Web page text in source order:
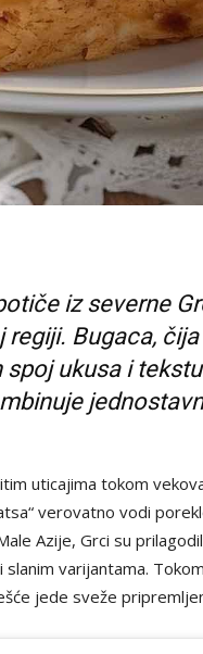
iz severne
Bugaca,
ukusa i
uticajima tokom
verovatno vodi
Azije, Grci su
varijantama.
jede sveže